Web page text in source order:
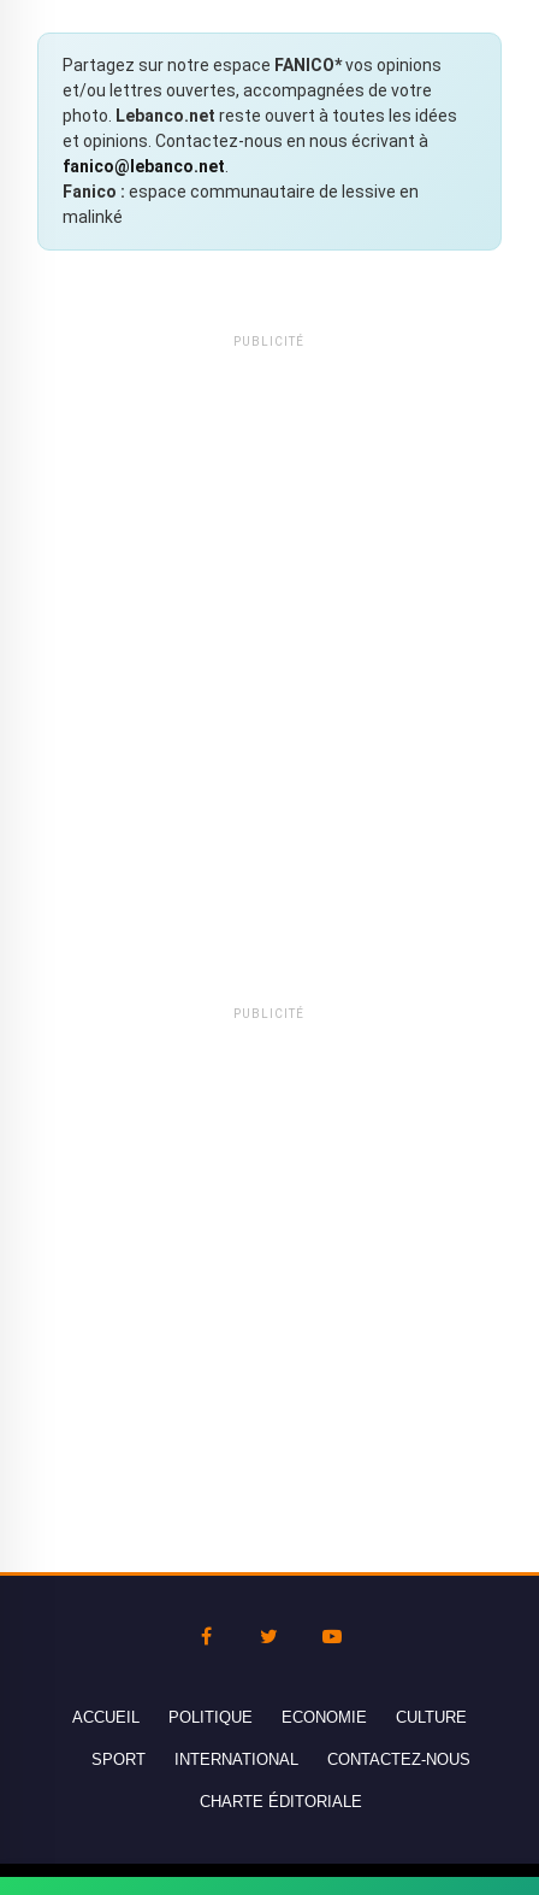
Partagez sur notre espace FANICO*vos opinions
et/ou lettres ouvertes, accompagnées de votre
photo.
Lebanco.net reste ouvert à toutes les idées
et opinions. Contactez-nous en nous écrivant à
fanico@lebanco.net
Fanico : espace communautaire de lessive en
malinké
PUBLICITÉ
PUBLICITÉ
ACCUEIL POLITIQUE ECONOMIE CULTURE
SPORT INTERNATIONAL CONTACTEZ-NOUS
CHARTE ÉDITORIALE